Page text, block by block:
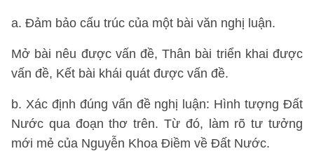
a. Đảm bảo cấu trúc của một bài văn nghị luận.
Mở bài nêu được vấn đề, Thân bài triển khai được
vấn đề, Kết bài khái quát được vấn đề.
b. Xác định đúng vấn đề nghị luận: Hình tượng Đất
Nước qua đoạn thơ trên. Từ đó, làm rõ tư tưởng
mới mẻ của Nguyễn Khoa Điềm về Đất Nước.